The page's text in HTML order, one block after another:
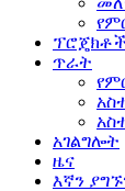
ፕሮጄክቶች
ጥራት
አገልግሎት
ዜና
እኛን